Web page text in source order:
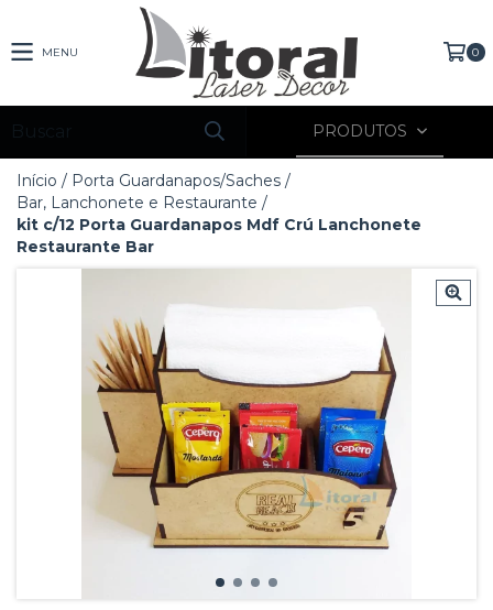
MENU 0
PRODUTOS
Início / Porta Guardanapos/Saches /
Bar, Lanchonete e Restaurante /
kit c/12 Porta Guardanapos Mdf Crú Lanchonete
Restaurante Bar